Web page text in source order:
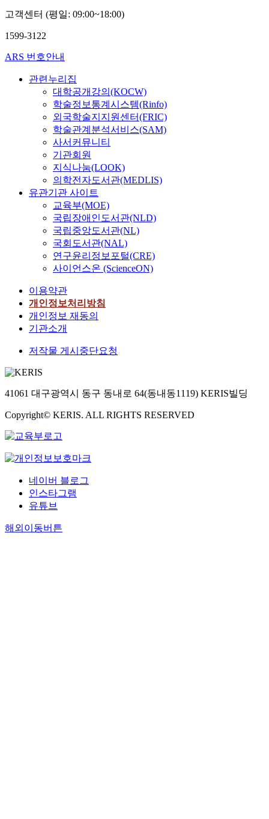
고객센터 (평일: 09:00~18:00)
1599-3122
ARS 번호안내
관련누리집
대학공개강의(KOCW)
학술정보통계시스템(Rinfo)
외국학술지지원센터(FRIC)
학술관계분석서비스(SAM)
사서커뮤니티
기관회원
지식나눔(LOOK)
의학전자도서관(MEDLIS)
유관기관 사이트
교육부(MOE)
국립장애인도서관(NLD)
국립중앙도서관(NL)
국회도서관(NAL)
연구윤리정보포털(CRE)
사이언스온 (ScienceON)
이용약관
개인정보처리방침
개인정보 재동의
기관소개
저작물 게시중단요청
41061 대구광역시 동구 동내로 64(동내동1119) KERIS빌딩
Copyright© KERIS. ALL RIGHTS RESERVED
네이버 블로그
인스타그램
유튜브
해외이동버튼